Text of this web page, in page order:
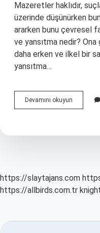
Mazeretler haklıdır,
üzerinde düşünürken
ararken bunu çevresel
ve yansıtma nedir?
daha erken ve ilkel bir
yansıtma…
Devamını okuyun Yansıtma
Ve
Nedir
https://slaytajans.com
https://allbirds.com.tr